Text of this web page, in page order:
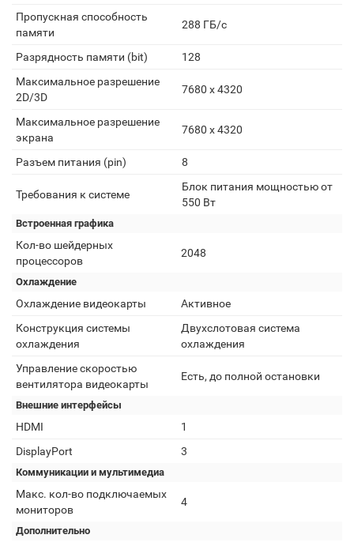
Пропускная способность
памяти
288 ГБ/c
Разрядность памяти (bit)
128
Максимальное разрешение
2D/3D
7680 x 4320
Максимальное разрешение
экрана
7680 x 4320
Разъем питания (pin) 8
Требования к системе
Блок питания мощностью от
550 Вт
Встроенная графика
Кол-во шейдерных
процессоров
2048
Охлаждение
Охлаждение видеокарты
Активное
Конструкция системы
охлаждения
Двухслотовая система
охлаждения
Управление скоростью
вентилятора видеокарты
Есть, до полной остановки
Внешние интерфейсы
HDMI
1
DisplayPort
3
Коммуникации и мультимедиа
Макс. кол-во подключаемых
мониторов
4
Дополнительно